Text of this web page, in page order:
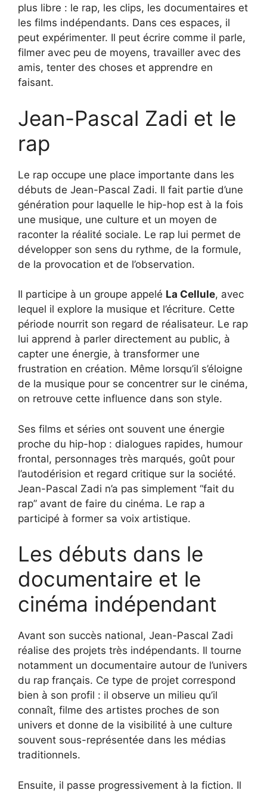
plus libre : le rap, les clips, les documentaires et
les films indépendants. Dans ces espaces, il
peut expérimenter. Il peut écrire comme il parle,
filmer avec peu de moyens, travailler avec des
amis, tenter des choses et apprendre en
faisant.
Jean-Pascal Zadi et le
rap
Le rap occupe une place importante dans les
débuts de Jean-Pascal Zadi. Il fait partie d’une
génération pour laquelle le hip-hop est à la fois
une musique, une culture et un moyen de
raconter la réalité sociale. Le rap lui permet de
développer son sens du rythme, de la formule,
de la provocation et de l’observation.
Il participe à un groupe appelé La Cellule, avec
lequel il explore la musique et l’écriture. Cette
période nourrit son regard de réalisateur. Le rap
lui apprend à parler directement au public, à
capter une énergie, à transformer une
frustration en création. Même lorsqu’il s’éloigne
de la musique pour se concentrer sur le cinéma,
on retrouve cette influence dans son style.
Ses films et séries ont souvent une énergie
proche du hip-hop : dialogues rapides, humour
frontal, personnages très marqués, goût pour
l’autodérision et regard critique sur la société.
Jean-Pascal Zadi n’a pas simplement “fait du
rap” avant de faire du cinéma. Le rap a
participé à former sa voix artistique.
Les débuts dans le
documentaire et le
cinéma indépendant
Avant son succès national, Jean-Pascal Zadi
réalise des projets très indépendants. Il tourne
notamment un documentaire autour de l’univers
du rap français. Ce type de projet correspond
bien à son profil : il observe un milieu qu’il
connaît, filme des artistes proches de son
univers et donne de la visibilité à une culture
souvent sous-représentée dans les médias
traditionnels.
Ensuite, il passe progressivement à la fiction. Il